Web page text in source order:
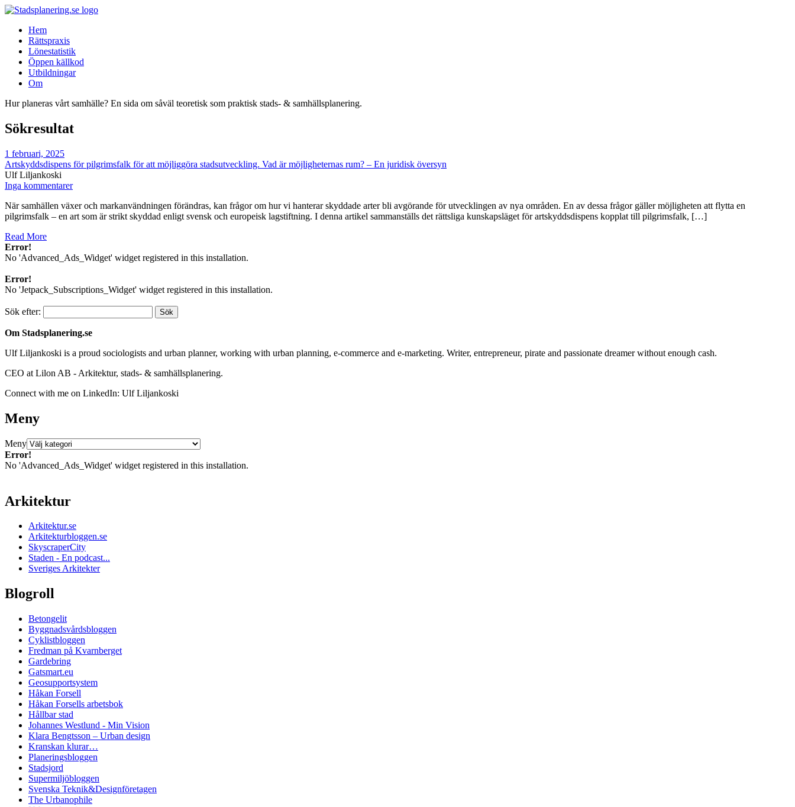
Hem
Rättspraxis
Lönestatistik
Öppen källkod
Utbildningar
Om
Hur planeras vårt samhälle? En sida om såväl teoretisk som praktisk stads- & samhällsplanering.
Sökresultat
1 februari, 2025
Artskyddsdispens för pilgrimsfalk för att möjliggöra stadsutveckling. Vad är möjligheternas rum? – En juridisk översyn
Ulf Liljankoski
Inga kommentarer
När samhällen växer och markanvändningen förändras, kan frågor om hur vi hanterar skyddade arter bli avgörande för utvecklingen av nya områden. En av dessa frågor gäller möjligheten att flytta en
pilgrimsfalk – en art som är strikt skyddad enligt svensk och europeisk lagstiftning. I denna artikel sammanställs det rättsliga kunskapsläget för artskyddsdispens kopplat till pilgrimsfalk, […]
Read More
Error!
No 'Advanced_Ads_Widget' widget registered in this installation.
Error!
No 'Jetpack_Subscriptions_Widget' widget registered in this installation.
Sök efter:
Om Stadsplanering.se
Ulf Liljankoski is a proud sociologists and urban planner, working with urban planning, e-commerce and e-marketing. Writer, entrepreneur, pirate and passionate dreamer without enough cash.
CEO at Lilon AB - Arkitektur, stads- & samhällsplanering.
Connect with me on LinkedIn: Ulf Liljankoski
Meny
Meny
Error!
No 'Advanced_Ads_Widget' widget registered in this installation.
Arkitektur
Arkitektur.se
Arkitekturbloggen.se
SkyscraperCity
Staden - En podcast...
Sveriges Arkitekter
Blogroll
Betongelit
Byggnadsvårdsbloggen
Cyklistbloggen
Fredman på Kvarnberget
Gardebring
Gatsmart.eu
Geosupportsystem
Håkan Forsell
Håkan Forsells arbetsbok
Hållbar stad
Johannes Westlund - Min Vision
Klara Bengtsson – Urban design
Kranskan klurar…
Planeringsbloggen
Stadsjord
Supermiljöbloggen
Svenska Teknik&Designföretagen
The Urbanophile